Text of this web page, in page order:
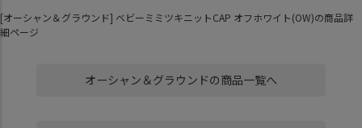
[オーシャン＆グラウンド] ベビーミミツキニットCAP オフホワイト(OW)の商品詳
細ページ
オーシャン＆グラウンドの商品一覧へ